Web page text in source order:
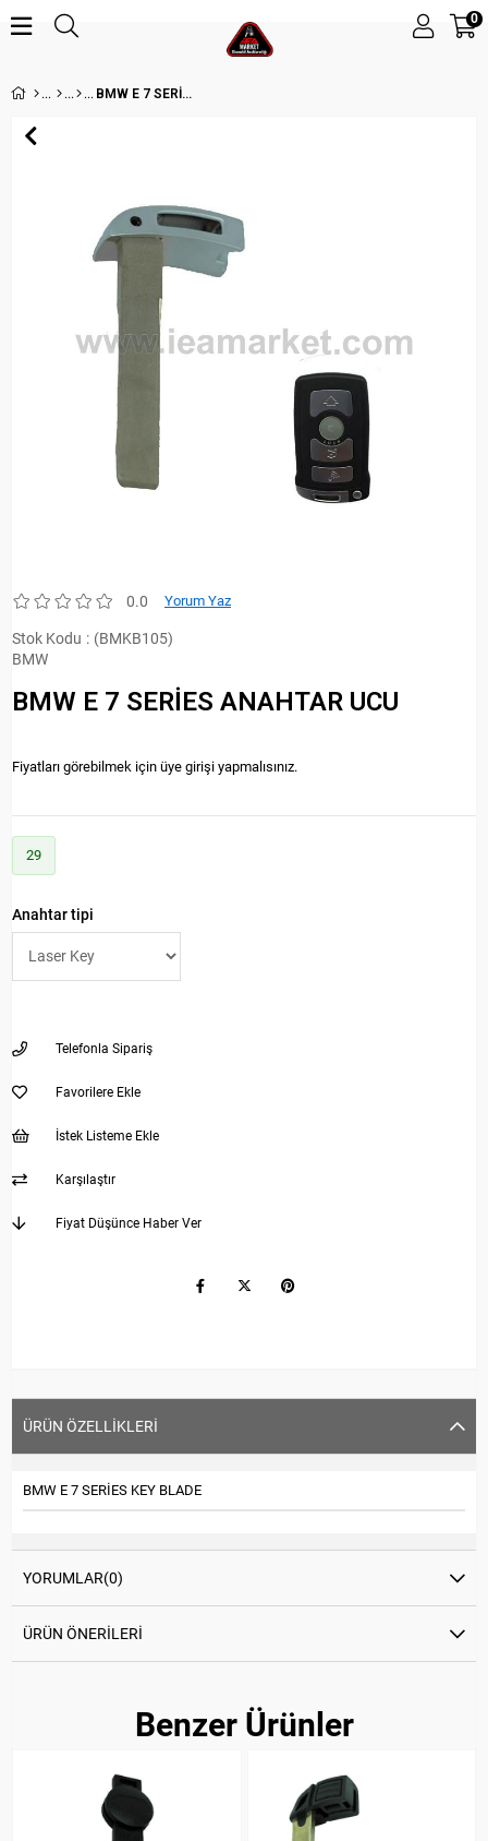
0
BMW E 7 SERİES ANAHTAR UCU
0.0 Yorum Yaz
Stok Kodu
(BMKB105)
BMW
BMW E 7 SERİES ANAHTAR UCU
Fiyatları görebilmek için üye girişi yapmalısınız.
29
Anahtar tipi
Telefonla Sipariş
Favorilere Ekle
İstek Listeme Ekle
Karşılaştır
Fiyat Düşünce Haber Ver
ÜRÜN ÖZELLIKLERI
BMW E 7 SERİES KEY BLADE
YORUMLAR(0)
ÜRÜN ÖNERILERI
Benzer Ürünler